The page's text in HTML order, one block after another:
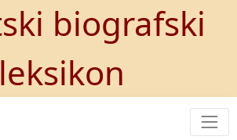
biografski
leksikon